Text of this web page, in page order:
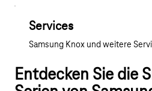
Services
Samsung Knox und weitere
Entdecken Sie die